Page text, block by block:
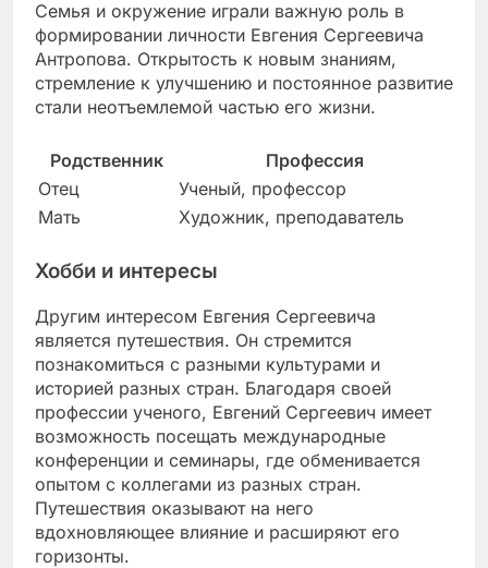
Семья и окружение играли важную роль в
формировании личности Евгения Сергеевича
Антропова. Открытость к новым знаниям,
стремление к улучшению и постоянное развитие
стали неотъемлемой частью его жизни.
Родственник
Профессия
Отец
Ученый, профессор
Мать
Художник, преподаватель
Хобби и интересы
Другим интересом Евгения Сергеевича
является путешествия. Он стремится
познакомиться с разными культурами и
историей разных стран. Благодаря своей
профессии ученого, Евгений Сергеевич имеет
возможность посещать международные
конференции и семинары, где обменивается
опытом с коллегами из разных стран.
Путешествия оказывают на него
вдохновляющее влияние и расширяют его
горизонты.